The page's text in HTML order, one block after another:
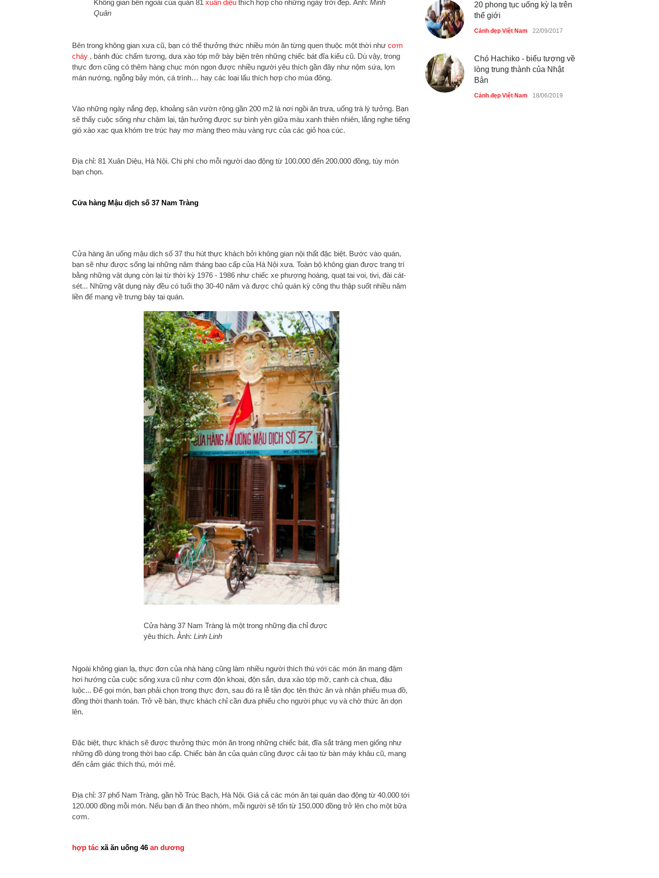
Không gian bên ngoài của quán 81 xuân diệu thích hợp cho những ngày trời đẹp. Ảnh: Minh
Quân
Bên trong không gian xưa cũ, bạn có thể thưởng thức nhiều món ăn từng quen thuộc một thời như cơm
cháy , bánh đúc chấm tương, dưa xào tóp mỡ bày biện trên những chiếc bát đĩa kiểu cũ. Dù vậy, trong
thực đơn cũng có thêm hàng chục món ngon được nhiều người yêu thích gần đây như nộm sứa, lợn
mán nướng, ngỗng bảy món, cá trình… hay các loại lẩu thích hợp cho mùa đông.
Vào những ngày nắng đẹp, khoảng sân vườn rộng gần 200 m2 là nơi ngồi ăn trưa, uống trà lý tưởng. Bạn
sẽ thấy cuộc sống như chậm lại, tận hưởng được sự bình yên giữa màu xanh thiên nhiên, lắng nghe tiếng
gió xào xạc qua khóm tre trúc hay mơ màng theo màu vàng rực của các giỏ hoa cúc.
Địa chỉ: 81 Xuân Diệu, Hà Nội. Chi phí cho mỗi người dao động từ 100.000 đến 200.000 đồng, tùy món
bạn chọn.
Cửa hàng Mậu dịch số 37 Nam Tràng
Cửa hàng ăn uống mậu dịch số 37 thu hút thực khách bởi không gian nội thất đặc biệt. Bước vào quán,
bạn sẽ như được sống lại những năm tháng bao cấp của Hà Nội xưa. Toàn bộ không gian được trang trí
bằng những vật dụng còn lại từ thời kỳ 1976 - 1986 như chiếc xe phượng hoàng, quạt tai voi, tivi, đài cát-
sét... Những vật dụng này đều có tuổi thọ 30-40 năm và được chủ quán kỳ công thu thập suốt nhiều năm
liền để mang về trưng bày tại quán.
Cửa hàng 37 Nam Tràng là một trong những địa chỉ được
yêu thích. Ảnh: Linh Linh
Ngoài không gian lạ, thực đơn của nhà hàng cũng làm nhiều người thích thú với các món ăn mang đậm
hơi hướng của cuộc sống xưa cũ như cơm độn khoai, độn sắn, dưa xào tóp mỡ, canh cà chua, đậu
luộc... Để gọi món, bạn phải chọn trong thực đơn, sau đó ra lễ tân đọc tên thức ăn và nhận phiếu mua đồ,
đồng thời thanh toán. Trở về bàn, thực khách chỉ cần đưa phiếu cho người phục vụ và chờ thức ăn dọn
lên.
Đặc biệt, thực khách sẽ được thưởng thức món ăn trong những chiếc bát, đĩa sắt tráng men giống như
những đồ dùng trong thời bao cấp. Chiếc bàn ăn của quán cũng được cải tạo từ bàn máy khâu cũ, mang
đến cảm giác thích thú, mới mẻ.
Địa chỉ: 37 phố Nam Tràng, gần hồ Trúc Bạch, Hà Nội. Giá cả các món ăn tại quán dao động từ 40.000 tới
120.000 đồng mỗi món. Nếu bạn đi ăn theo nhóm, mỗi người sẽ tốn từ 150.000 đồng trở lên cho một bữa
cơm.
hợp tác xã ăn uống 46 an dương
20 phong tục uống kỳ lạ trên
thế giới
Cảnh đẹp Việt Nam 22/09/2017
Chó Hachiko - biểu tượng về
lòng trung thành của Nhật
Bản
Cảnh đẹp Việt Nam 18/06/2019